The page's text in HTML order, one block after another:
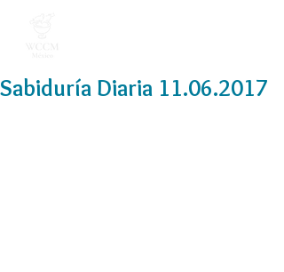
Sabiduría Diaria 11.06.2017